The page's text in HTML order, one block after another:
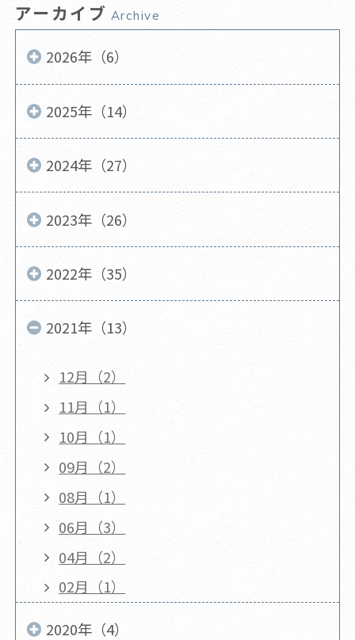
アーカイブ Archive
2026年（6）
2025年（14）
2024年（27）
2023年（26）
2022年（35）
2021年（13）
12月（2）
11月（1）
10月（1）
09月（2）
08月（1）
06月（3）
04月（2）
02月（1）
2020年（4）